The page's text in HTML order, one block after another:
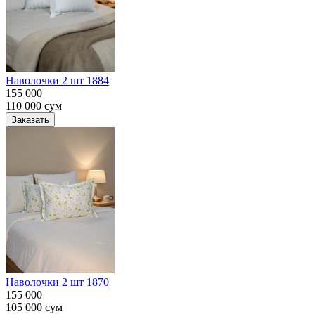
Наволочки 2 шт 1884
155 000
110 000 сум
Заказать
Наволочки 2 шт 1870
155 000
105 000 сум